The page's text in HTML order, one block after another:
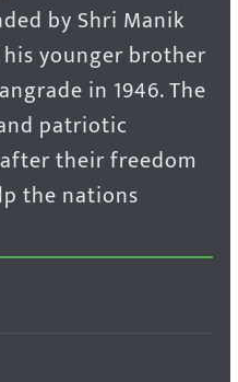
by Shri Manik
younger brother
in 1946. The
patriotic
their freedom
the nations